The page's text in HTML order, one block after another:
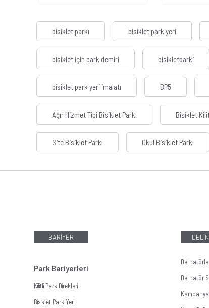
bisiklet parkı bisiklet park yeri
bisiklet için park demiri bisikletparki
bisiklet park yeri imalatı BP5
Ağır Hizmet Tipi Bisiklet Parkı Bisiklet
Site Bisiklet Parkı Okul Bisiklet Parkı
BARİYER
Park Bariyerleri
Kilitli Park Direkleri
Bisiklet Park Yeri
Delinatör